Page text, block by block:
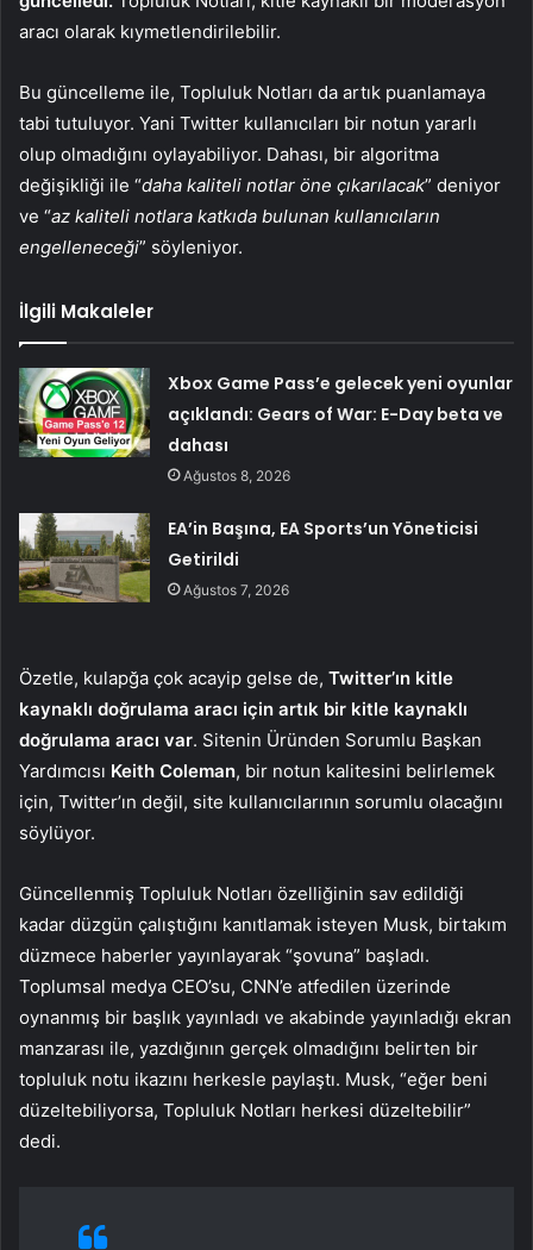
aracı olarak kıymetlendirilebilir.
Bu güncelleme ile, Topluluk Notları da artık puanlamaya
tabi tutuluyor. Yani Twitter kullanıcıları bir notun yararlı
olup olmadığını oylayabiliyor. Dahası, bir algoritma
değişikliği ile “daha kaliteli notlar öne çıkarılacak” deniyor
ve “az kaliteli notlara katkıda bulunan kullanıcıların
engelleneceği” söyleniyor.
İlgili Makaleler
Xbox Game Pass’e gelecek yeni oyunlar
açıklandı: Gears of War: E-Day beta ve
dahası
Ağustos 8, 2026
EA’in Başına, EA Sports’un Yöneticisi
Getirildi
Ağustos 7, 2026
Özetle, kulapğa çok acayip gelse de, Twitter’ın kitle
kaynaklı doğrulama aracı için artık bir kitle kaynaklı
doğrulama aracı var. Sitenin Üründen Sorumlu Başkan
Yardımcısı Keith Coleman, bir notun kalitesini belirlemek
için, Twitter’ın değil, site kullanıcılarının sorumlu olacağını
söylüyor.
Güncellenmiş Topluluk Notları özelliğinin sav edildiği
kadar düzgün çalıştığını kanıtlamak isteyen Musk, birtakım
düzmece haberler yayınlayarak “şovuna” başladı.
Toplumsal medya CEO’su, CNN’e atfedilen üzerinde
oynanmış bir başlık yayınladı ve akabinde yayınladığı ekran
manzarası ile, yazdığının gerçek olmadığını belirten bir
topluluk notu ikazını herkesle paylaştı. Musk, “eğer beni
düzeltebiliyorsa, Topluluk Notları herkesi düzeltebilir”
dedi.